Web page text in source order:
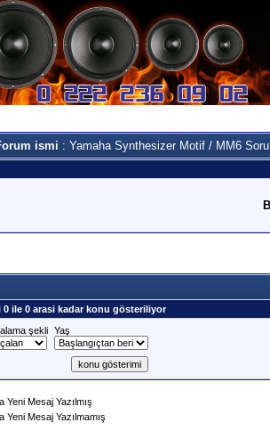
ismi : Yamaha Synthesizer Motif / MM6
ile 0 arasi kadar konu gösteriliyor
şekli Yaş
Yeni Mesaj Yazılmış
Yeni Mesaj Yazılmamış